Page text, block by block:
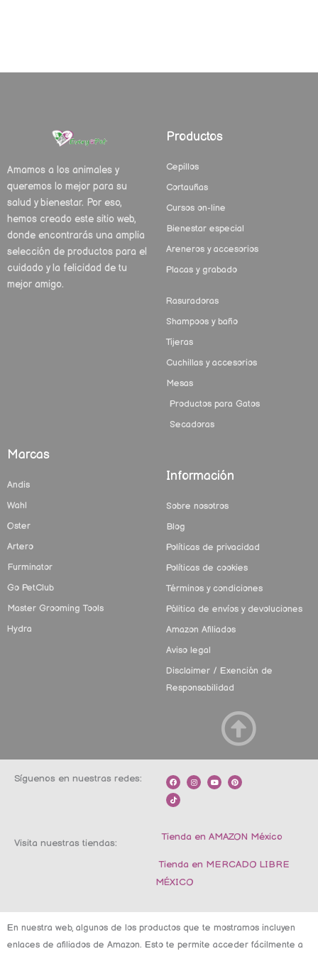
Amamos a los animales y
queremos lo mejor para su
salud y bienestar. Por eso,
hemos creado este sitio web,
donde encontrarás una amplia
selección de productos para el
cuidado y la felicidad de tu
mejor amigo.
Productos
Cepillos
Cortauñas
Cursos on-line
Bienestar especial
Areneros y accesorios
Placas y grabado
Rasuradoras
Shampoos y baño
Tijeras
Cuchillas y accesorios
Mesas
Productos para Gatos
Secadoras
Marcas
Andis
Wahl
Oster
Artero
Furminator
Go PetClub
Master Grooming Tools
Hydra
Información
Sobre nosotros
Blog
Políticas de privacidad
Políticas de cookies
Términos y condiciones
Pólitica de envíos y devoluciones
Amazon Afiliados
Aviso legal
Disclaimer / Exención de
Responsabilidad
Síguenos en nuestras redes:
F
a
c
e
b
I
n
s
m
Y
o
u
P
i
n
t
T
i
k
t
o
Visita nuestras tiendas:
Tienda en AMAZON México
Tienda en MERCADO LIBRE
MÉXICO
En nuestra web, algunos de los productos que te mostramos incluyen
enlaces de afiliados de Amazon. Esto te permite acceder fácilmente a